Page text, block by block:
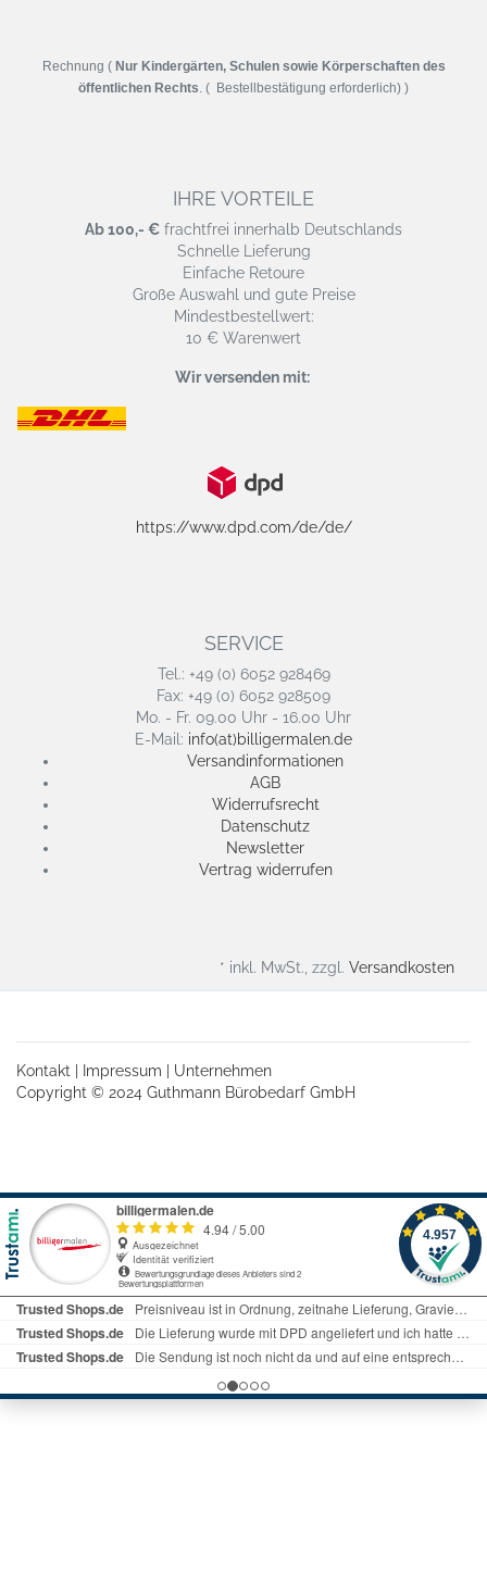
Rechnung ( Nur Kindergärten, Schulen sowie Körperschaften des
öffentlichen Rechts . ( Bestellbestätigung erforderlich) )
IHRE VORTEILE
Ab 100,- € frachtfrei innerhalb Deutschlands
Schnelle Lieferung
Einfache Retoure
Große Auswahl und gute Preise
Mindestbestellwert:
10 € Warenwert
Wir versenden mit:
https://www.dpd.com/de/de/
SERVICE
Tel.: +49 (0) 6052 928469
Fax: +49 (0) 6052 928509
Mo. - Fr. 09.00 Uhr - 16.00 Uhr
E-Mail: info(at)billigermalen.de
Versandinformationen
AGB
Widerrufsrecht
Datenschutz
Newsletter
Vertrag widerrufen
* inkl. MwSt., zzgl. Versandkosten
Kontakt Impressum
Unternehmen
Copyright © 2024 Guthmann Bürobedarf GmbH